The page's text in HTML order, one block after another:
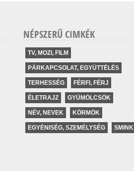
NÉPSZERŰ CIMKÉK
TV, MOZI, FILM
PÁRKAPCSOLAT, EGYÜTTÉLÉS
TERHESSÉG FÉRFI, FÉRJ
ÉLETRAJZ GYÜMÖLCSÖK
NÉV, NEVEK KÖRMÖK
EGYÉNISÉG, SZEMÉLYSÉG SMINK